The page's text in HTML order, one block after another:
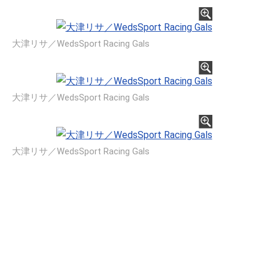
大津リサ／WedsSport Racing Gals
大津リサ／WedsSport Racing Gals
大津リサ／WedsSport Racing Gals